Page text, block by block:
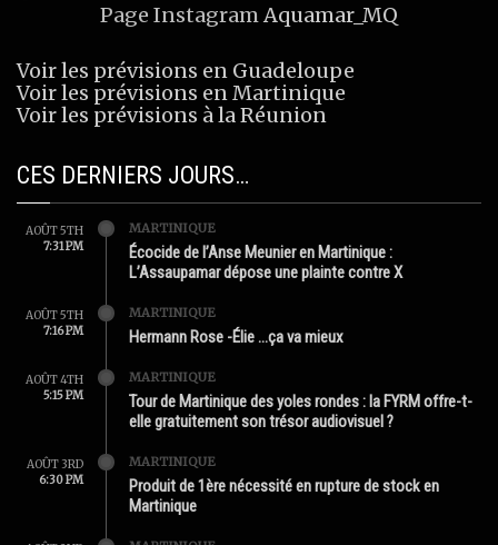
Page InstagramAquamar_MQ
Voir les prévisions en Guadeloupe
Voir les prévisions en Martinique
Voir les prévisions à la Réunion
CES DERNIERS JOURS…
AOÛT 5TH
7:31 PM
MARTINIQUE
Écocide de l’Anse Meunier en Martinique :
L’Assaupamar dépose une plainte contre X
AOÛT 5TH
7:16 PM
MARTINIQUE
Hermann Rose -Élie …ça va mieux
AOÛT 4TH
5:15 PM
MARTINIQUE
Tour de Martinique des yoles rondes : la FYRM offre-t-
elle gratuitement son trésor audiovisuel ?
AOÛT 3RD
6:30 PM
MARTINIQUE
Produit de 1ère nécessité en rupture de stock en
Martinique